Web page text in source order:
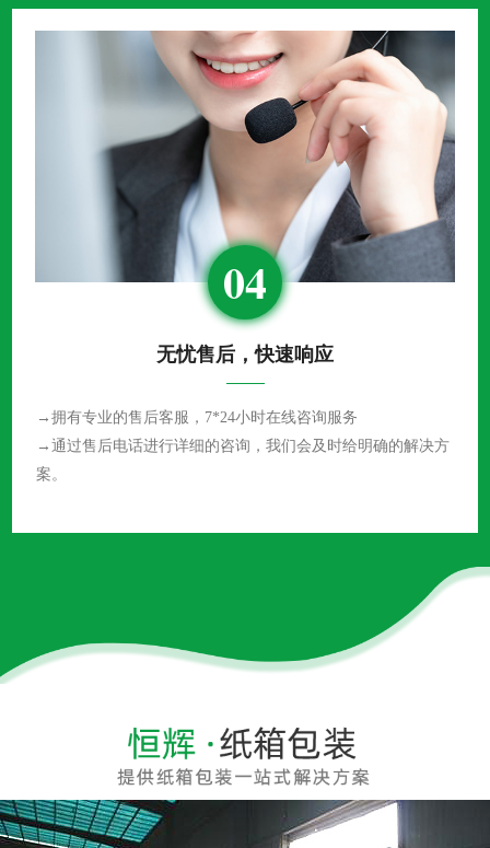
04
无忧售后，快速响应
→拥有专业的售后客服，7*24小时在线咨询服务
→通过售后电话进行详细的咨询，我们会及时给明确的解决方
案。